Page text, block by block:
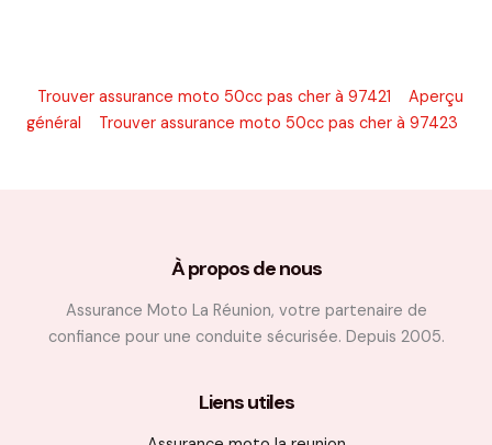
Trouver assurance moto 50cc pas cher à 97421
Aperçu
général
Trouver assurance moto 50cc pas cher à 97423
À propos de nous
Assurance Moto La Réunion, votre partenaire de
confiance pour une conduite sécurisée. Depuis 2005.
Liens utiles